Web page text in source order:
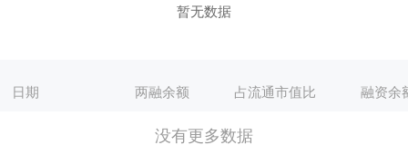
暂无数据
日期 两融余额 占流通市值比 融资余
没有更多数据